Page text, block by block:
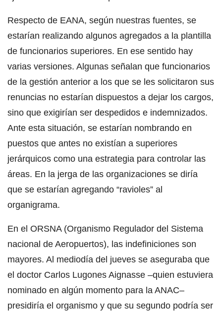
Respecto de EANA, según nuestras fuentes, se
estarían realizando algunos agregados a la plantilla
de funcionarios superiores. En ese sentido hay
varias versiones. Algunas señalan que funcionarios
de la gestión anterior a los que se les solicitaron sus
renuncias no estarían dispuestos a dejar los cargos,
sino que exigirían ser despedidos e indemnizados.
Ante esta situación, se estarían nombrando en
puestos que antes no existían a superiores
jerárquicos como una estrategia para controlar las
áreas. En la jerga de las organizaciones se diría
que se estarían agregando “ravioles” al
organigrama.
En el ORSNA (Organismo Regulador del Sistema
nacional de Aeropuertos), las indefiniciones son
mayores. Al mediodía del jueves se aseguraba que
el doctor Carlos Lugones Aignasse –quien estuviera
nominado en algún momento para la ANAC–
presidiría el organismo y que su segundo podría ser